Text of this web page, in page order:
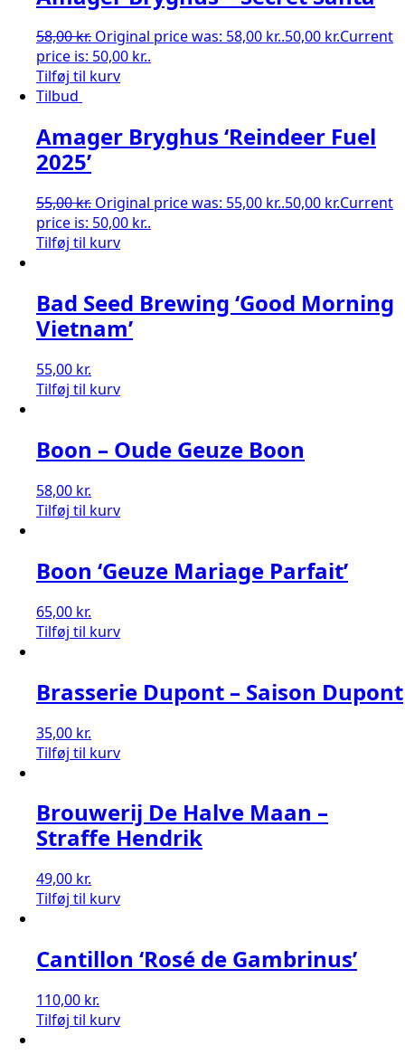
58,00kr. Original price was: 58,00 kr..50,00 kr.Current
price is: 50,00 kr..
Tilføj til kurv
Tilbud
Amager Bryghus ‘Reindeer Fuel
2025’
55,00kr. Original price was: 55,00 kr..50,00 kr.Current
price is: 50,00 kr..
Tilføj til kurv
Bad Seed Brewing ‘Good Morning
Vietnam’
55,00 kr.
Tilføj til kurv
Boon – Oude Geuze Boon
58,00 kr.
Tilføj til kurv
Boon ‘Geuze Mariage Parfait’
65,00 kr.
Tilføj til kurv
Brasserie Dupont – Saison Dupont
35,00 kr.
Tilføj til kurv
Brouwerij De Halve Maan –
Straffe Hendrik
49,00 kr.
Tilføj til kurv
Cantillon ‘Rosé de Gambrinus’
110,00 kr.
Tilføj til kurv